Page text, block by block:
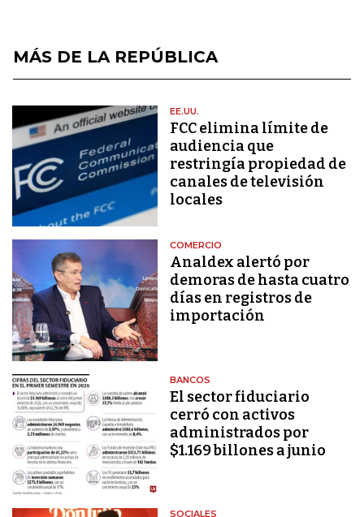
MÁS DE LA REPÚBLICA
EE.UU.
FCC elimina límite de
audiencia que
restringía propiedad de
canales de televisión
locales
COMERCIO
Analdex alertó por
demoras de hasta cuatro
días en registros de
importación
BANCOS
El sector fiduciario
cerró con activos
administrados por
$1.169 billones a junio
SOCIALES